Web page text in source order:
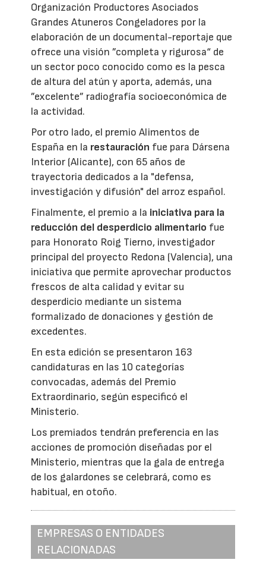
Organización Productores Asociados
Grandes Atuneros Congeladores por la
elaboración de un documental-reportaje que
ofrece una visión ”completa y rigurosa“ de
un sector poco conocido como es la pesca
de altura del atún y aporta, además, una
”excelente” radiografía socioeconómica de
la actividad.
Por otro lado, el premio Alimentos de
España en la restauración fue para Dársena
Interior (Alicante), con 65 años de
trayectoria dedicados a la "defensa,
investigación y difusión" del arroz español.
Finalmente, el premio a la iniciativa para la
reducción del desperdicio alimentario fue
para Honorato Roig Tierno, investigador
principal del proyecto Redona (Valencia), una
iniciativa que permite aprovechar productos
frescos de alta calidad y evitar su
desperdicio mediante un sistema
formalizado de donaciones y gestión de
excedentes.
En esta edición se presentaron 163
candidaturas en las 10 categorías
convocadas, además del Premio
Extraordinario, según especificó el
Ministerio.
Los premiados tendrán preferencia en las
acciones de promoción diseñadas por el
Ministerio, mientras que la gala de entrega
de los galardones se celebrará, como es
habitual, en otoño.
EMPRESAS O ENTIDADES
RELACIONADAS